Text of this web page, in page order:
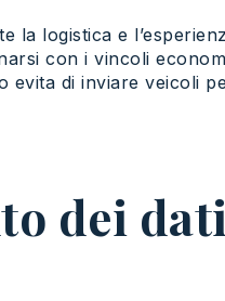
la logistica e
con i vincoli
di inviare veicoli
dei